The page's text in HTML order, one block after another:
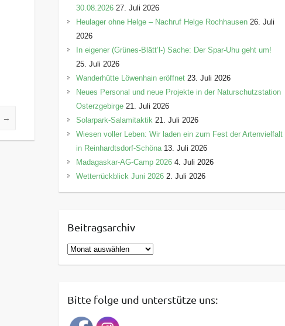
→
30.08.2026 27. Juli 2026
Heulager ohne Helge – Nachruf Helge Rochhausen 26. Juli
2026
In eigener (Grünes-Blätt’l-) Sache: Der Spar-Uhu geht um!
25. Juli 2026
Wanderhütte Löwenhain eröffnet 23. Juli 2026
Neues Personal und neue Projekte in der Naturschutzstation
Osterzgebirge 21. Juli 2026
Solarpark-Salamitaktik 21. Juli 2026
Wiesen voller Leben: Wir laden ein zum Fest der Artenvielfalt
in Reinhardtsdorf-Schöna 13. Juli 2026
Madagaskar-AG-Camp 2026 4. Juli 2026
Wetterrückblick Juni 2026 2. Juli 2026
Beitragsarchiv
B
e
rBitte folge und unterstütze uns: